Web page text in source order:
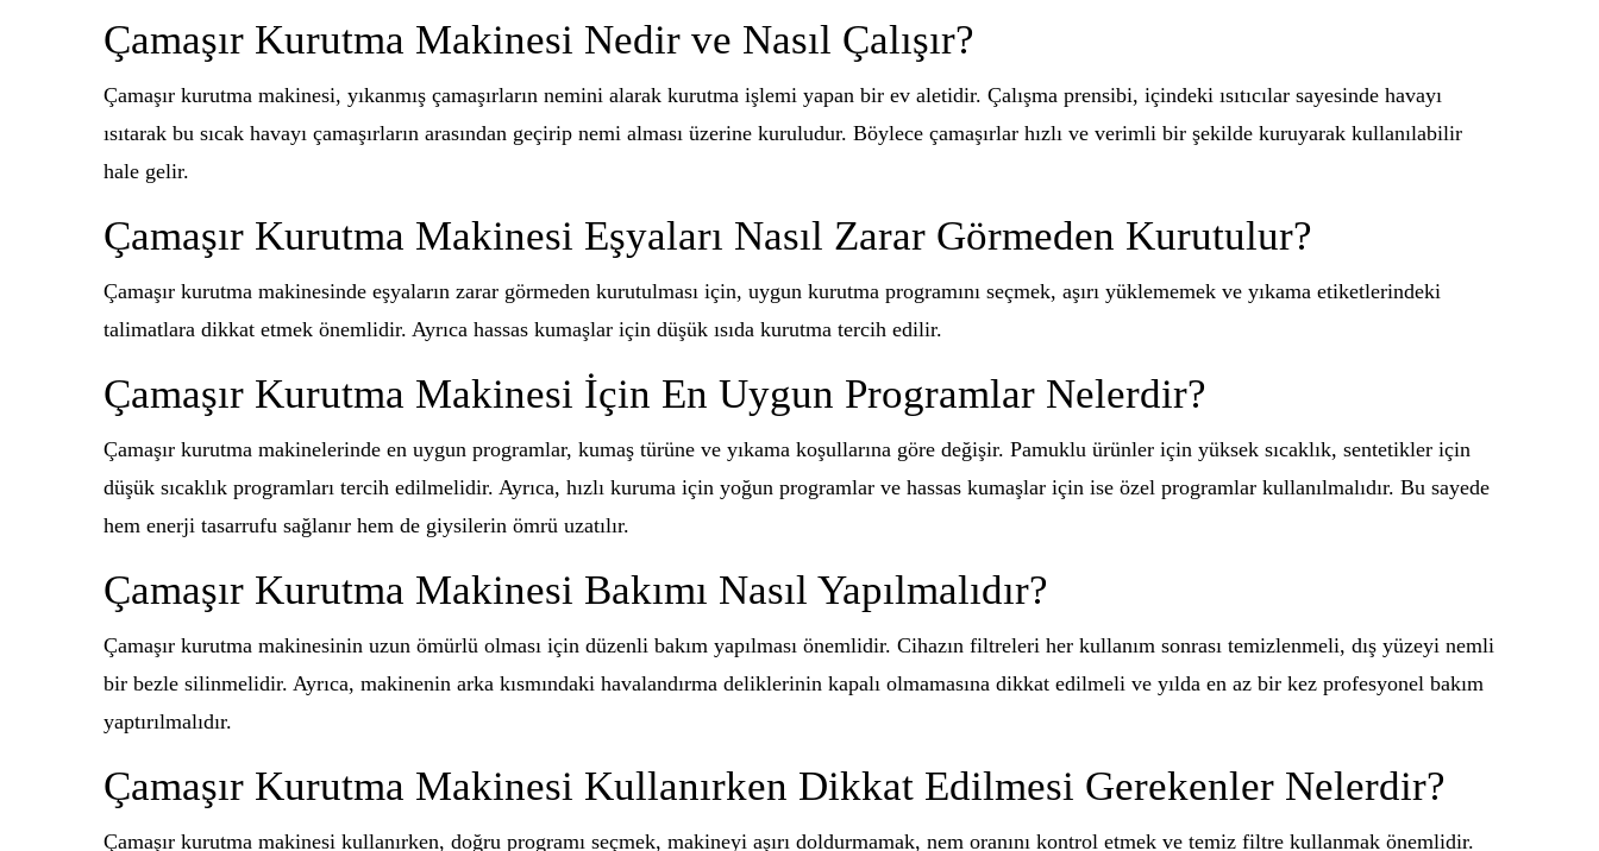
Çamaşır Kurutma Makinesi Nedir ve Nasıl Çalışır?
Çamaşır kurutma makinesi, yıkanmış çamaşırların nemini alarak kurutma işlemi yapan bir ev aletidir. Çalışma prensibi, içindeki ısıtıcılar sayesinde havayı
ısıtarak bu sıcak havayı çamaşırların arasından geçirip nemi alması üzerine kuruludur. Böylece çamaşırlar hızlı ve verimli bir şekilde kuruyarak kullanılabilir
hale gelir.
Çamaşır Kurutma Makinesi Eşyaları Nasıl Zarar Görmeden Kurutulur?
Çamaşır kurutma makinesinde eşyaların zarar görmeden kurutulması için, uygun kurutma programını seçmek, aşırı yüklememek ve yıkama etiketlerindeki
talimatlara dikkat etmek önemlidir. Ayrıca hassas kumaşlar için düşük ısıda kurutma tercih edilir.
Çamaşır Kurutma Makinesi İçin En Uygun Programlar Nelerdir?
Çamaşır kurutma makinelerinde en uygun programlar, kumaş türüne ve yıkama koşullarına göre değişir. Pamuklu ürünler için yüksek sıcaklık, sentetikler için
düşük sıcaklık programları tercih edilmelidir. Ayrıca, hızlı kuruma için yoğun programlar ve hassas kumaşlar için ise özel programlar kullanılmalıdır. Bu sayede
hem enerji tasarrufu sağlanır hem de giysilerin ömrü uzatılır.
Çamaşır Kurutma Makinesi Bakımı Nasıl Yapılmalıdır?
Çamaşır kurutma makinesinin uzun ömürlü olması için düzenli bakım yapılması önemlidir. Cihazın filtreleri her kullanım sonrası temizlenmeli, dış yüzeyi nemli
bir bezle silinmelidir. Ayrıca, makinenin arka kısmındaki havalandırma deliklerinin kapalı olmamasına dikkat edilmeli ve yılda en az bir kez profesyonel bakım
yaptırılmalıdır.
Çamaşır Kurutma Makinesi Kullanırken Dikkat Edilmesi Gerekenler Nelerdir?
Çamaşır kurutma makinesi kullanırken, doğru programı seçmek, makineyi aşırı doldurmamak, nem oranını kontrol etmek ve temiz filtre kullanmak önemlidir.